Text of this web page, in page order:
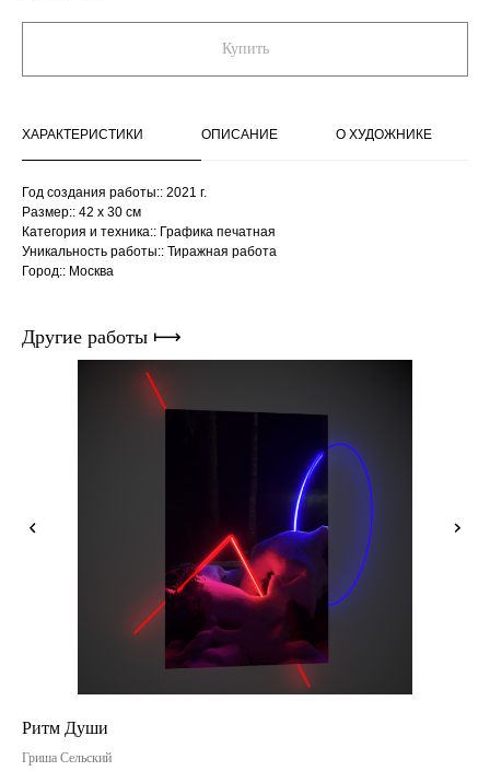
Купить
ХАРАКТЕРИСТИКИ ОПИСАНИЕ О ХУДОЖНИКЕ
Год создания работы:: 2021 г.
Размер:: 42 x 30 см
Категория и техника:: Графика печатная
Уникальность работы:: Тиражная работа
Город:: Москва
Другие работы ⟼
Ритм Души
Гриша Сельский